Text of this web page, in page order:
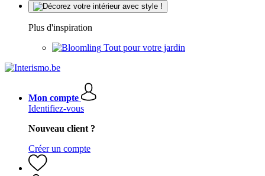
Plus d'inspiration
Tout pour votre jardin
Mon compte
Identifiez-vous
Nouveau client ?
Créer un compte